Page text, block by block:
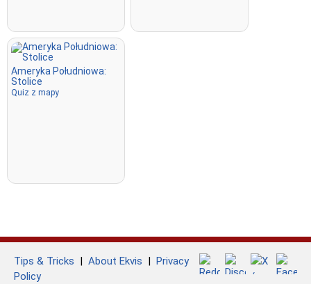
Ameryka Południowa:
Stolice
Quiz z mapy
Tips & Tricks | About Ekvis | Privacy
Policy